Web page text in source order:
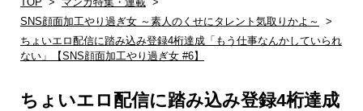
SNS顔面加工やり過ぎ女 ～素人のくせにタレント気取りかよ～
ちょいエロ配信に踏み込み登録4桁達成「もう仕事なんかしていられ
ない」【SNS顔面加工やり過ぎ女 #6】
ちょいエロ配信に踏み込み登録4桁達成